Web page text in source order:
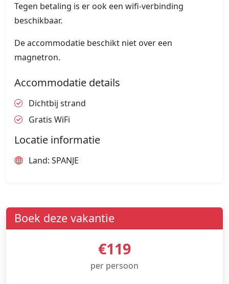
Tegen betaling is er ook een wifi-verbinding
beschikbaar.
De accommodatie beschikt niet over een
magnetron.
Accommodatie details
Dichtbij strand
Gratis WiFi
Locatie informatie
Land: SPANJE
Boek deze vakantie
€119
per persoon